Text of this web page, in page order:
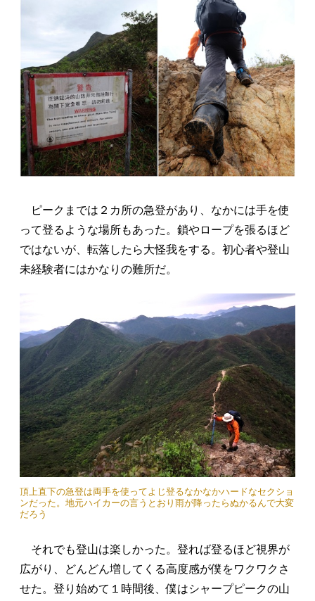
ピークまでは２カ所の急登があり、なかには手を使
って登るような場所もあった。鎖やロープを張るほど
ではないが、転落したら大怪我をする。初心者や登山
未経験者にはかなりの難所だ。
頂上直下の急登は両手を使ってよじ登るなかなかハードなセクショ
ンだった。地元ハイカーの言うとおり雨が降ったらぬかるんで大変
だろう
それでも登山は楽しかった。登れば登るほど視界が
広がり、どんどん増してくる高度感が僕をワクワクさ
せた。登り始めて１時間後、僕はシャープピークの山